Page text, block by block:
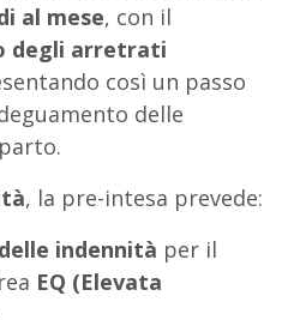
al mese, con il
degli arretrati
così un passo
delle
, la pre-intesa prevede:
indennità per il
EQ (Elevata